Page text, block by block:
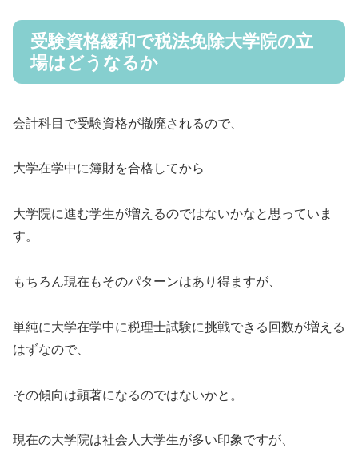
受験資格緩和で税法免除大学院の立
場はどうなるか
会計科目で受験資格が撤廃されるので、
大学在学中に簿財を合格してから
大学院に進む学生が増えるのではないかなと思っていま
す。
もちろん現在もそのパターンはあり得ますが、
単純に大学在学中に税理士試験に挑戦できる回数が増える
はずなので、
その傾向は顕著になるのではないかと。
現在の大学院は社会人大学生が多い印象ですが、